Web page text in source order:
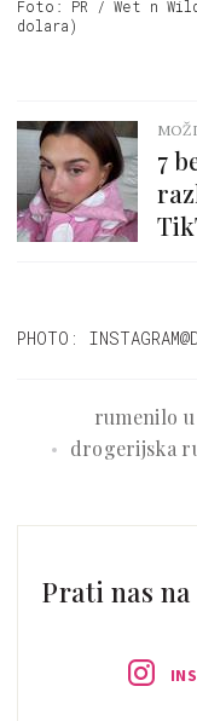
Foto: PR / Wet n
dolara)
7
PHOTO:
rumenilo
drogerijska
Prati nas